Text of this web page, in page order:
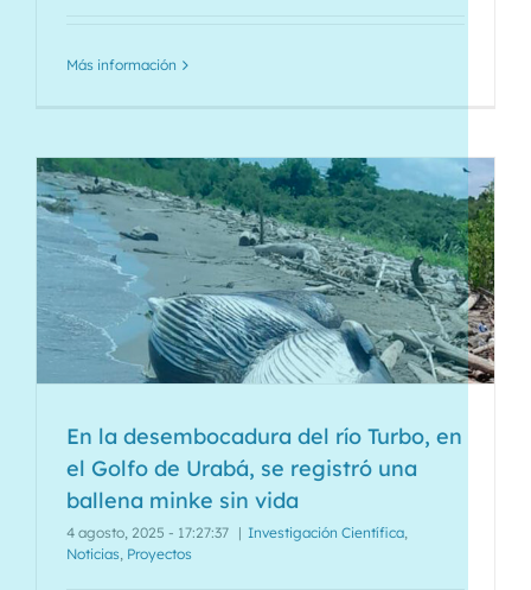
Más información
En la desembocadura del río Turbo, en
el Golfo de Urabá, se registró una
ballena minke sin vida
4 agosto, 2025 - 17:27:37 | Investigación Científica,
Noticias, Proyectos